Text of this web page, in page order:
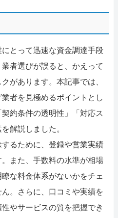
とって迅速な資金調達手段
者選びが誤ると、かえって
があります。本記事では、
者を見極めるポイントとし
約条件の透明性」「対応ス
解説しました。
るために、登録や営業実績
また、手数料の水準が相場
な料金体系がないかをチェ
。さらに、口コミや実績を
やサービスの質を把握でき